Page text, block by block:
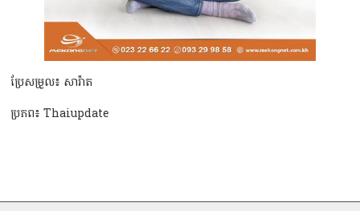
ប្រែសម្រួល៖ សារ៉ាត
ប្រភព៖ Thaiupdate